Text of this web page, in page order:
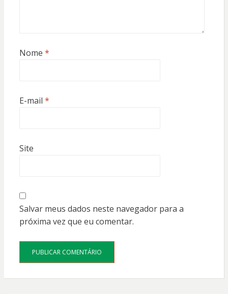
Nome *
E-mail *
Site
Salvar meus dados neste navegador para a
próxima vez que eu comentar.